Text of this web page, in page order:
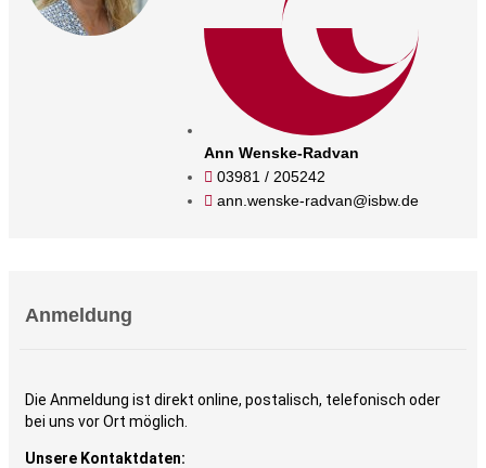
Ann Wenske-Radvan
03981 / 205242
ann.wenske-radvan@isbw.de
Anmeldung
Die Anmeldung ist direkt online, postalisch, telefonisch oder
bei uns vor Ort möglich.
Unsere Kontaktdaten: